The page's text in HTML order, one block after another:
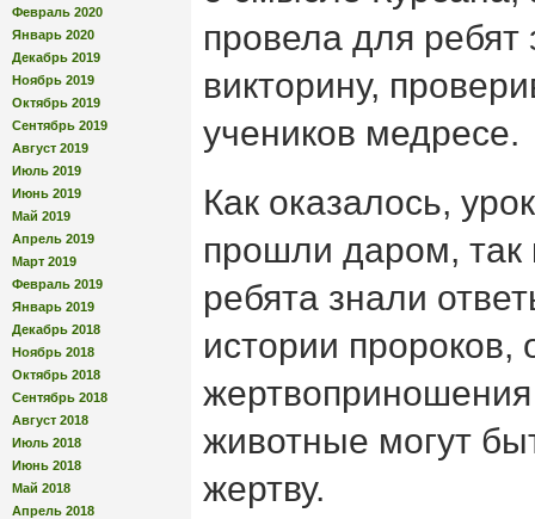
Февраль 2020
Январь 2020
Декабрь 2019
Ноябрь 2019
Октябрь 2019
Сентябрь 2019
Август 2019
Июль 2019
Июнь 2019
Май 2019
Апрель 2019
Март 2019
Февраль 2019
Январь 2019
Декабрь 2018
Ноябрь 2018
Октябрь 2018
Сентябрь 2018
Август 2018
Июль 2018
Июнь 2018
Май 2018
Апрель 2018
провела для
викторину,
учеников медресе.
Как оказалось,
прошли даром, так
ребята знали
истории пророков,
животные могут
жертву.